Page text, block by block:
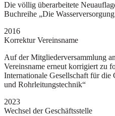
Die völlig überarbeitete
Buchreihe „Die
2016
Korrektur Vereinsname
Auf der Mitgliederversammlung
Vereinsname erneut korrigiert zu
Internationale Gesellschaft für die
und Rohrleitungstechnik“
2023
Wechsel der Geschäftsstelle